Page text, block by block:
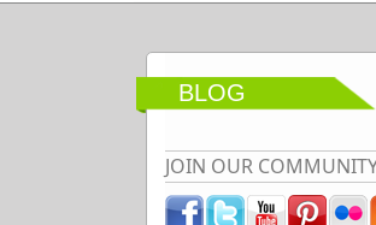
BLOG
JOIN OUR